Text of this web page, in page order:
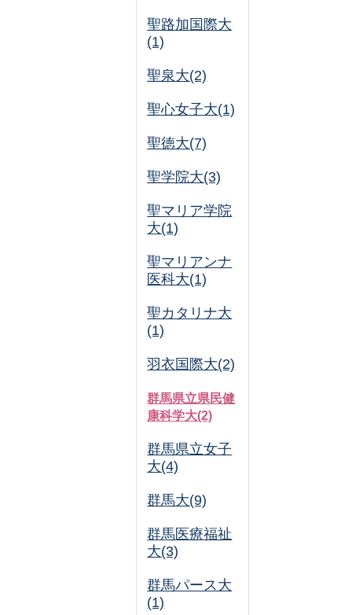
聖路加国際大
(1)
聖泉大(2)
聖心女子大(1)
聖徳大(7)
聖学院大(3)
聖マリア学院
大(1)
聖マリアンナ
医科大(1)
聖カタリナ大
(1)
羽衣国際大(2)
群馬県立県民健
康科学大(2)
群馬県立女子
大(4)
群馬大(9)
群馬医療福祉
大(3)
群馬パース大
(1)